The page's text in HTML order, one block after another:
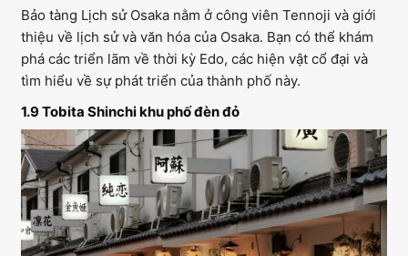
Bảo tàng Lịch sử Osaka nằm ở công viên Tennoji và giới
thiệu về lịch sử và văn hóa của Osaka. Bạn có thể khám
phá các triển lãm về thời kỳ Edo, các hiện vật cổ đại và
tìm hiểu về sự phát triển của thành phố này.
1.9 Tobita Shinchi khu phố đèn đỏ